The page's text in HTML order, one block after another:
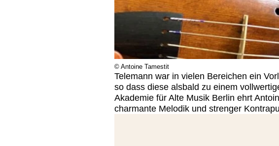
© Antoine Tamestit
Telemann war in vielen Bereichen ein
so dass diese alsbald zu einem
Akademie für Alte Musik Berlin ehrt
charmante Melodik und strenger